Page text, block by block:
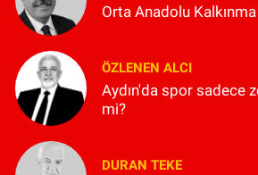
Orta Anadolu Kalkınma
ÖZLENEN ALCI
Aydın'da spor sadece
mi?
DURAN TEKE